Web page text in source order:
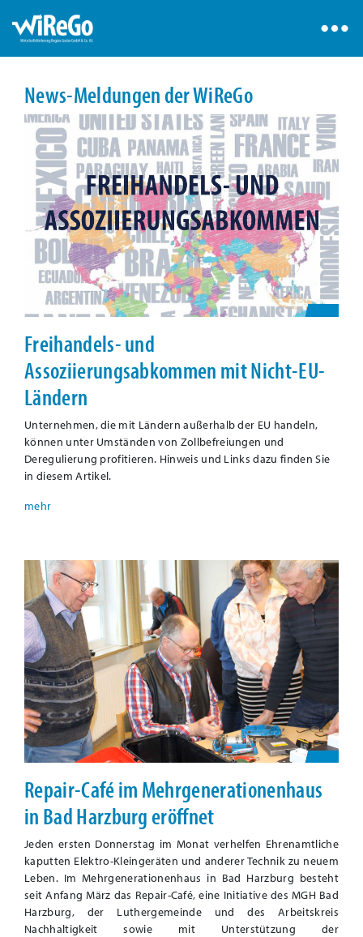
News-Meldungen der WiReGo
Freihandels- und
Assoziierungsabkommen mit Nicht-EU-
Ländern
Unternehmen, die mit Ländern außerhalb der EU handeln,
können unter Umständen von Zollbefreiungen und
Deregulierung profitieren. Hinweis und Links dazu finden Sie
in diesem Artikel.
Repair-Café im Mehrgenerationenhaus
in Bad Harzburg eröffnet
Jeden ersten Donnerstag im Monat verhelfen Ehrenamtliche
kaputten Elektro-Kleingeräten und anderer Technik zu neuem
Leben. Im Mehrgenerationenhaus in Bad Harzburg besteht
seit Anfang März das Repair-Café, eine Initiative des MGH Bad
Harzburg, der Luthergemeinde und des Arbeitskreis
Nachhaltigkeit sowie mit Unterstützung der